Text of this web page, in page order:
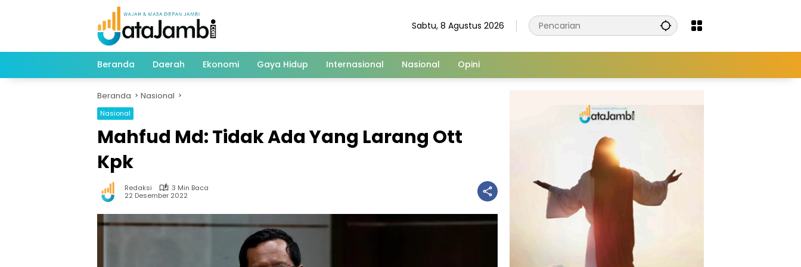
Sabtu, 8 Agustus 2026
Beranda Daerah Ekonomi Gaya Hidup Internasional Nasional Opini
Beranda Nasional
Nasional
Mahfud Md: Tidak Ada Yang Larang Ott
Kpk
Redaksi
3 Min Baca
22 Desember 2022